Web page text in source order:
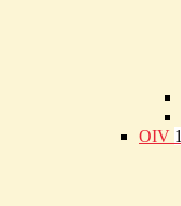
OIV 1